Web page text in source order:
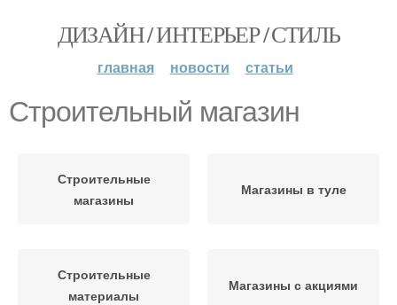
ДИЗАЙН / ИНТЕРЬЕР / СТИЛЬ
главная новости статьи
Строительный магазин
Строительные
магазины
Магазины в туле
Строительные
материалы
Магазины с акциями